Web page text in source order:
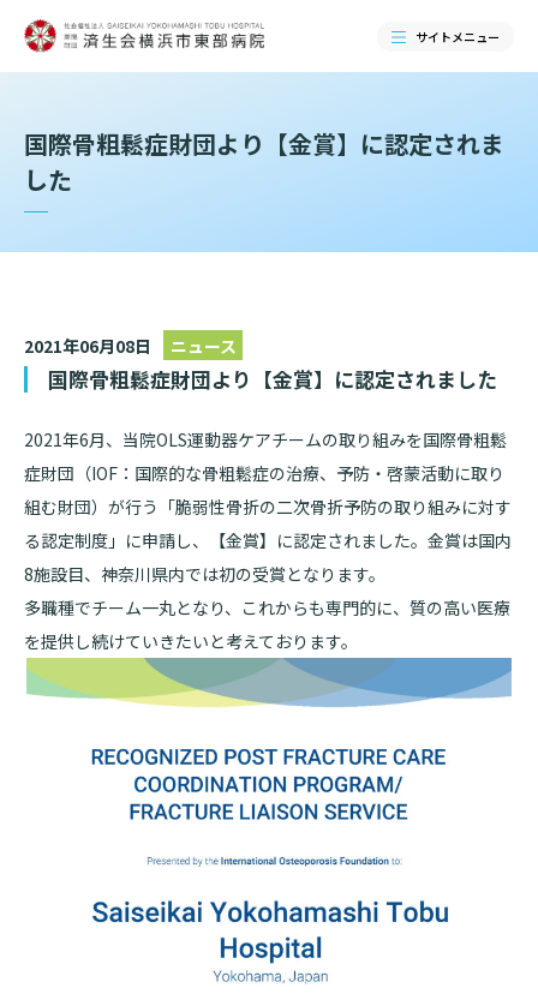
サイトメニュー
当院のご紹介
当院のご紹介トップ
基本情報
院長あいさつ
幹部紹介
施設概要と沿革
厚生労働大臣が定める掲示事項
ご来院される方へ
外来について
再診の方へ
セカンドオピニオンのご案内
外来のお会計について
診療科・センター・部門
医療機関・医療者の方へ
医療機関・医療者の方へトップ
医療連携センターについて
患者さんのご紹介方法
医療連携センター長ごあいさつ
医療連携センターのご案内
お知らせ
採用情報
国際骨粗鬆症財団より【金賞】に認定されま
した
2021年06月08日 ニュース
国際骨粗鬆症財団より【金賞】に認定されました
2021年6月、当院OLS運動器ケアチームの取り組みを国際骨粗鬆
症財団（IOF：国際的な骨粗鬆症の治療、予防・啓蒙活動に取り
組む財団）が行う「脆弱性骨折の二次骨折予防の取り組みに対す
る認定制度」に申請し、【金賞】に認定されました。金賞は国内
8施設目、神奈川県内では初の受賞となります。
多職種でチーム一丸となり、これからも専門的に、質の高い医療
を提供し続けていきたいと考えております。